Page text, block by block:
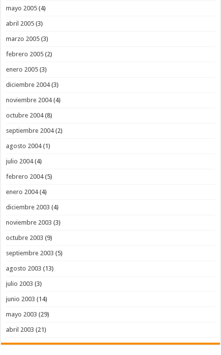
mayo 2005 (4)
abril 2005 (3)
marzo 2005 (3)
febrero 2005 (2)
enero 2005 (3)
diciembre 2004(3)
noviembre 2004(4)
octubre 2004(8)
septiembre 2004(2)
agosto 2004(1)
julio 2004(4)
febrero 2004(5)
enero 2004(4)
diciembre 2003 (4)
noviembre 2003 (3)
octubre 2003 (9)
septiembre 2003 (5)
agosto 2003 (13)
julio 2003 (3)
junio 2003 (14)
mayo 2003 (29)
abril 2003 (21)